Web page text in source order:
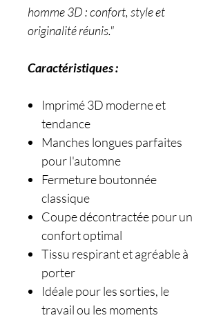
homme 3D : confort, style et
originalité réunis."
Caractéristiques :
Imprimé 3D moderne et
tendance
Manches longues parfaites
pour l'automne
Fermeture boutonnée
classique
Coupe décontractée pour un
confort optimal
Tissu respirant et agréable à
porter
Idéale pour les sorties, le
travail ou les moments